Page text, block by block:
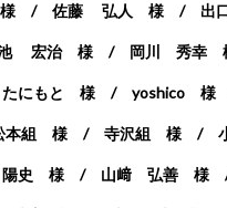
様 / 佐藤 弘人 様 /
菊池 宏治 様 / 岡川 秀
にもと 様 / yoshico
本組 様 / 寺沢組 様 /
陽史 様 / 山﨑 弘善